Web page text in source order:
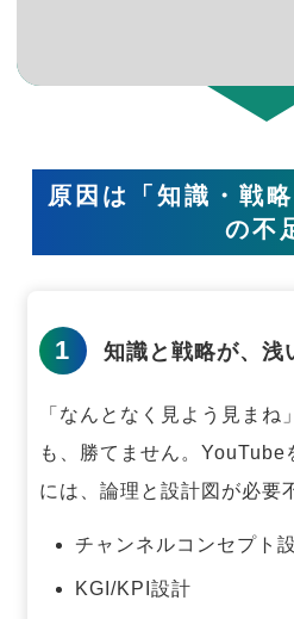
原因は「知識・戦
の不
1 知識と戦略が、浅
「なんとなく見よう見まね
も、勝てません。 YouTube
には、論理と設計図が必要
チャンネルコンセプト
KGI/KPI設計